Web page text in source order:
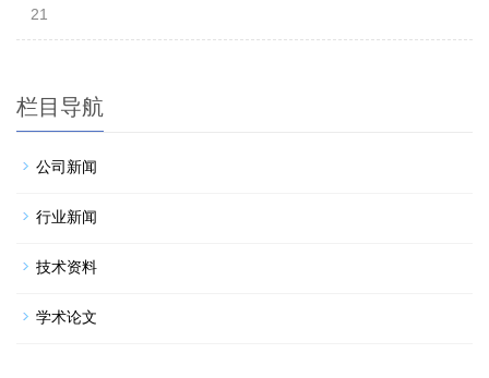
21
栏目导航
公司新闻
行业新闻
技术资料
学术论文